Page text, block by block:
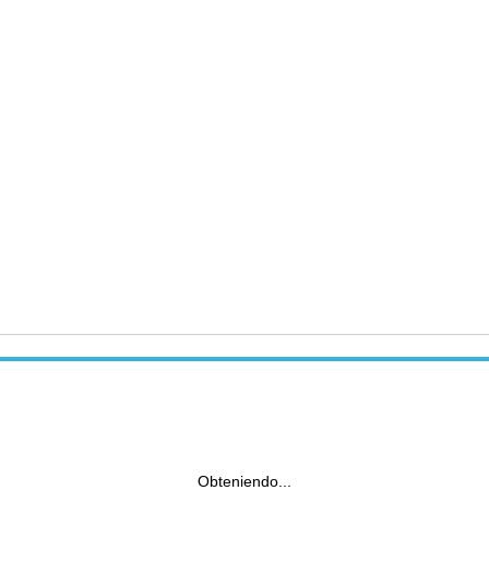
Obteniendo...